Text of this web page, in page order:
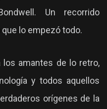
Un recorrido
lo empezó todo.
los amantes de lo retro,
y todos aquellos
orígenes de la